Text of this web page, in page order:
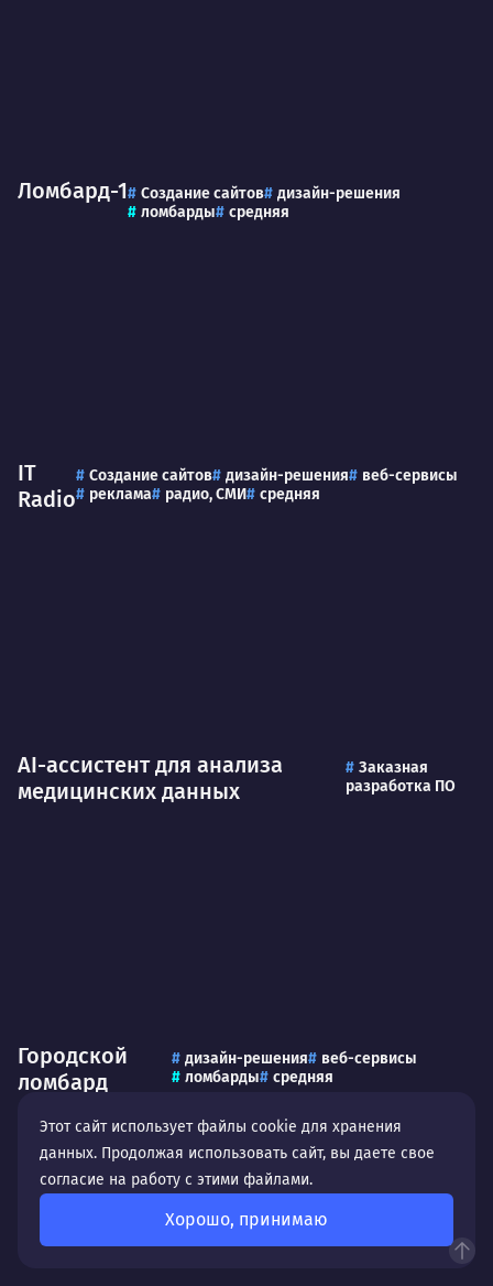
Ломбард-1 Создание сайтов
дизайн-решения
ломбарды
средняя
IT
Radio
Создание сайтов дизайн-решения
веб-сервисы
реклама
радио, СМИ средняя
AI-ассистент для анализа
медицинских данных
Заказная
разработка ПО
Городской
ломбард
дизайн-решения
веб-сервисы
ломбарды
средняя
Этот сайт использует файлы cookie для хранения
данных. Продолжая использовать сайт, вы даете свое
согласие на работу с этими файлами.
Хорошо, принимаю